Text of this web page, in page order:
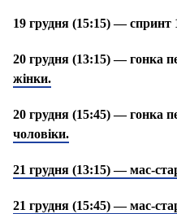
19 грудня (15:15) — спринт
20 грудня (13:15) — гонка
жінки.
20 грудня (15:45) — гонка
чоловіки.
21 грудня (13:15) — мас-
21 грудня (15:45) — мас-